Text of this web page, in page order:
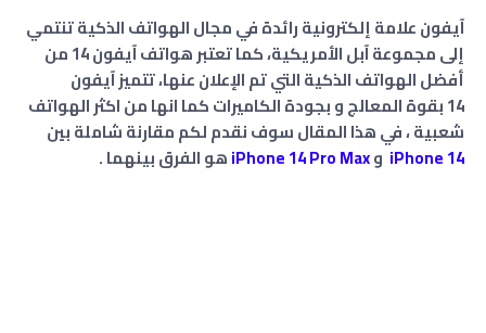
آيفون علامة إلكترونية رائدة في مجال الهواتف الذكية تنتمي
إلى مجموعة آبل الأمريكية، كما تعتبر هواتف آيفون 14 من
أفضل الهواتف الذكية التي تم الإعلان عنها، تتميز آيفون
14 بقوة المعالج و بجودة الكاميرات كما انها من اكثر الهواتف
شعبية ، في هذا المقال سوف نقدم لكم مقارنة شاملة بين
iPhone 14 وiPhone 14 Pro Maxهو الفرق بينهما .